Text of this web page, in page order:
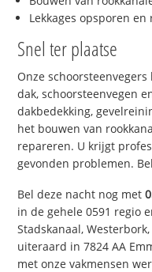
Lekkages opsporen en
Snel ter plaatse
Onze
dak, schoorsteenvegen
dakbedekking,
het bouwen van
repareren. U krijgt
gevonden problemen.
Bel deze nacht nog met
in de gehele 0591 regio
Stadskanaal,
uiteraard in 7824 AA
met onze vakmensen